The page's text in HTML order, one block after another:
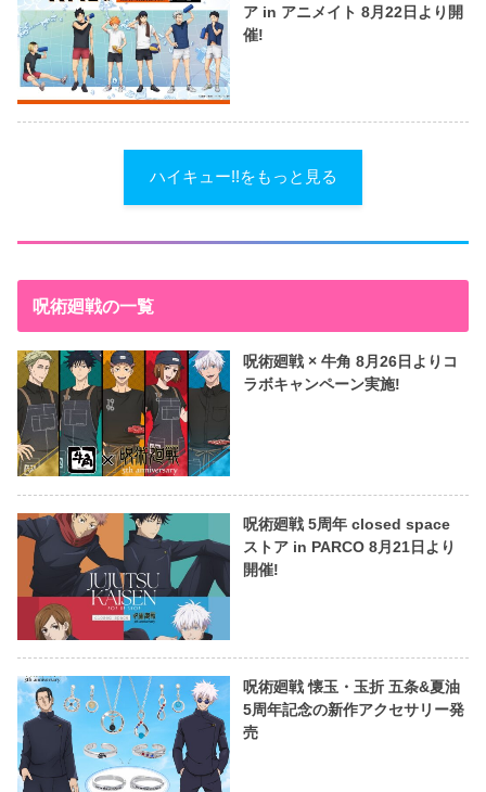
ア in アニメイト 8月22日より開
催!
ハイキュー!!をもっと見る
呪術廻戦の一覧
呪術廻戦 × 牛角 8月26日よりコ
ラボキャンペーン実施!
呪術廻戦 5周年 closed space
ストア in PARCO 8月21日より
開催!
呪術廻戦 懐玉・玉折 五条&夏油
5周年記念の新作アクセサリー発
売